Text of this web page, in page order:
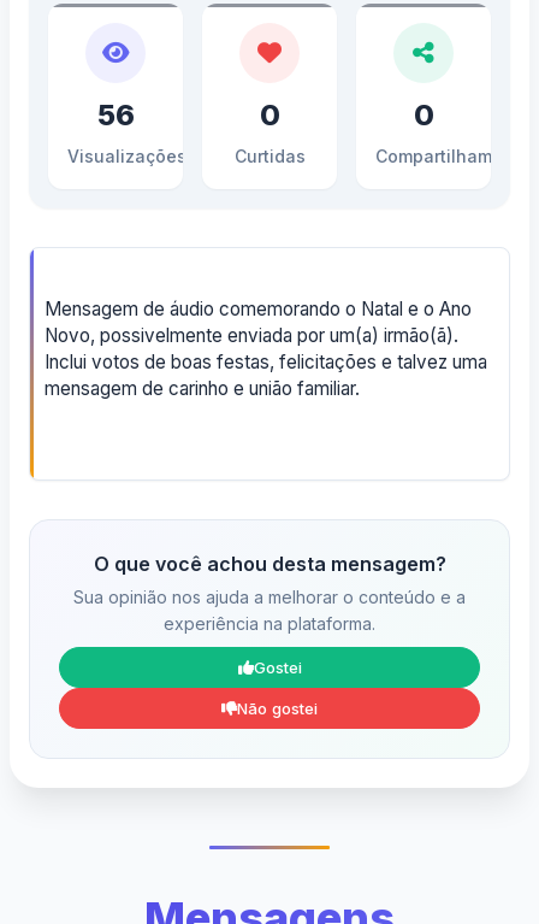
56
Visualizações
0
Curtidas
0
Compartilhamentos
Mensagem de áudio comemorando o Natal e o Ano
Novo, possivelmente enviada por um(a) irmão(ã).
Inclui votos de boas festas, felicitações e talvez uma
mensagem de carinho e união familiar.
O que você achou desta mensagem?
Sua opinião nos ajuda a melhorar o conteúdo e a
experiência na plataforma.
Gostei
Não gostei